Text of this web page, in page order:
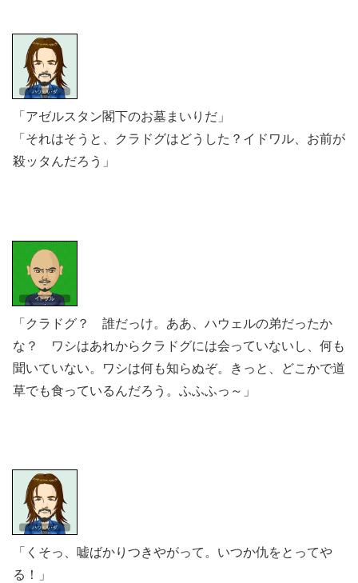
「アゼルスタン閣下のお墓まいりだ」
「それはそうと、クラドグはどうした？イドワル、お前が
殺ッタんだろう」
「クラドグ？ 誰だっけ。ああ、ハウェルの弟だったか
な？ ワシはあれからクラドグには会っていないし、何も
聞いていない。ワシは何も知らぬぞ。きっと、どこかで道
草でも食っているんだろう。ふふふっ～」
「くそっ、嘘ばかりつきやがって。いつか仇をとってや
る！」